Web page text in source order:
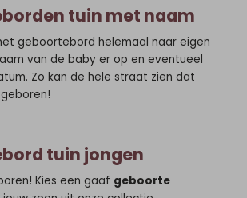
tuin met naam
geboortebord helemaal naar eigen
van de baby er op en eventueel
Zo kan de hele straat zien dat
tuin jongen
Kies een gaaf geboorte